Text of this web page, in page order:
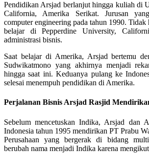
Pendidikan Arsjad berlanjut hingga kuliah di
California, Amerika Serikat. Jurusan
computer engineering pada tahun 1990.
belajar di Pepperdine University,
administrasi bisnis.
Saat belajar di Amerika, Arsjad bertemu
Sudwikatmono yang akhirnya menjadi
hingga saat ini. Keduanya pulang ke
selesai menempuh pendidikan di Amerika.
Perjalanan Bisnis Arsjad Rasjid
Sebelum mencetuskan Indika, Arsjad dan
Indonesia tahun 1995 mendirikan PT Prabu
Perusahaan yang bergerak di bidang
berubah nama menjadi Indika karena